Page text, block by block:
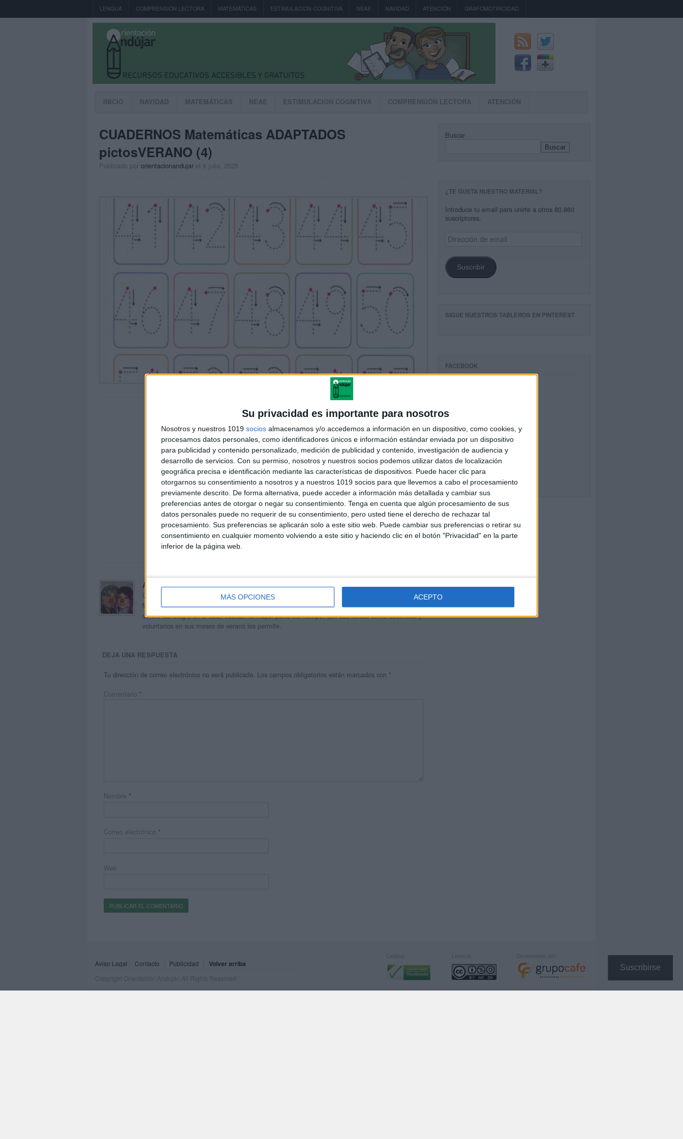
Su privacidad es importante para nosotros
Nosotros y nuestros 1019 socios almacenamos y/o accedemos a información en un dispositivo, como cookies, y
procesamos datos personales, como identificadores únicos e información estándar enviada por un dispositivo
para publicidad y contenido personalizado, medición de publicidad y contenido, investigación de audiencia y
desarrollo de servicios. Con su permiso, nosotros y nuestros socios podemos utilizar datos de localización
geográfica precisa e identificación mediante las características de dispositivos. Puede hacer clic para
otorgarnos su consentimiento a nosotros y a nuestros 1019 socios para que llevemos a cabo el procesamiento
previamente descrito. De forma alternativa, puede acceder a información más detallada y cambiar sus
preferencias antes de otorgar o negar su consentimiento. Tenga en cuenta que algún procesamiento de sus
datos personales puede no requerir de su consentimiento, pero usted tiene el derecho de rechazar tal
procesamiento. Sus preferencias se aplicarán solo a este sitio web. Puede cambiar sus preferencias o retirar su
consentimiento en cualquier momento volviendo a este sitio y haciendo clic en el botón "Privacidad" en la parte
inferior de la página web.
MÁS OPCIONES ACEPTO
Suscribirse
LENGUA COMPRENSIÓN LECTORA MATEMÁTICAS ESTIMULACION COGNITIVA NEAE NAVIDAD ATENCIÓN GRAFOMOTRICIDAD
INICIO NAVIDAD MATEMÁTICAS NEAE ESTIMULACION COGNITIVA COMPRENSIÓN LECTORA ATENCIÓN
CUADERNOS Matemáticas ADAPTADOS
pictosVERANO (4)
Publicado por orientacionandujar el 8 julio, 2026
Acerca de orientacionandujar
Orientación Andújar no es solo un blog, es la apuesta personal de dos profesores Ginés y
Maribel, que además de ser pareja, son los encargados de los contenidos que encontramos
dentro del blog y en el cual, vuelcan la mayor parte del tiempo, que sus tareas como docentes, y
voluntarios en sus meses de verano les permite.
DEJA UNA RESPUESTA
Tu dirección de correo electrónico no será publicada. Los campos obligatorios están marcados con *
Comentario *
Nombre *
Correo electrónico *
Web
Buscar
Buscar
¿TE GUSTA NUESTRO MATERIAL?
Introduce tu email para unirte a otros 80.860
suscriptores.
Dirección
de
Suscribir
SIGUE NUESTROS TABLEROS EN PINTEREST
FACEBOOK
Aviso Legal Contacto Publicidad Volver arriba